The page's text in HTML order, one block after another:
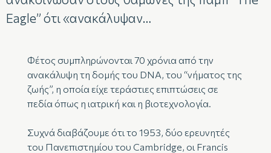
Eagle” ότι «ανακάλυψαν…
Φέτος συμπληρώνονται 70 χρόνια από την
ανακάλυψη τη δομής του DNA, του “νήματος της
ζωής”, η οποία είχε τεράστιες επιπτώσεις σε
πεδία όπως η ιατρική και η βιοτεχνολογία.
Συχνά διαβάζουμε ότι το 1953, δύο ερευνητές
του Πανεπιστημίου του Cambridge, οι Francis